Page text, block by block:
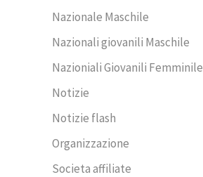
Nazionale Maschile
Nazionali giovanili Maschile
Nazioniali Giovanili Femminile
Notizie
Notizie flash
Organizzazione
Societa affiliate